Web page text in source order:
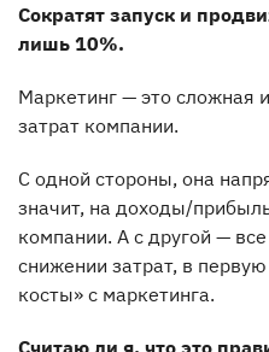
Сократят запуск и
лишь 10%.
Маркетинг — это сложная
затрат компании.
С одной стороны, она
значит, на доходы/
компании. А с другой —
снижении затрат, в
косты» с маркетинга.